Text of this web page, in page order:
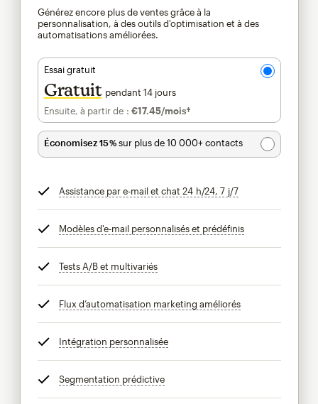
Générez encore plus de ventes grâce à la
personnalisation, à des outils d'optimisation et à des
automatisations améliorées.
Essai gratuit
Gratuit pendant 14 jours
Ensuite, à partir de : €17.45/mois†par mois†
Économisez 15 %sur plus de 10 000+ contacts
Assistance par e-mail et chat 24 h/24, 7 j/7infobulle
Modèles d'e-mail personnalisés et prédéfinisinfobulle
Tests A/B et multivariésinfobulle
Flux d’automatisation marketing améliorésinfobulle
Intégration personnaliséeinfobulle
Segmentation prédictiveinfobulle